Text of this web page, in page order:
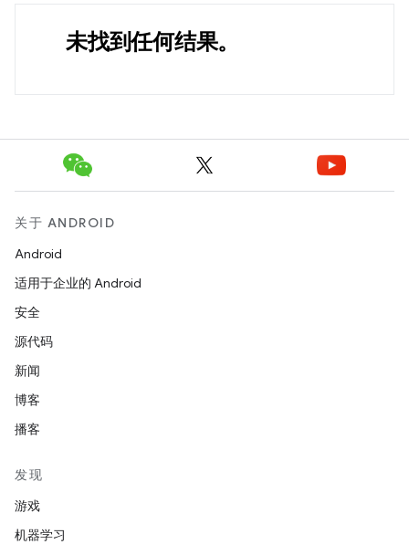
未找到任何结果。
关于 ANDROID
Android
适用于企业的 Android
安全
源代码
新闻
博客
播客
发现
游戏
机器学习